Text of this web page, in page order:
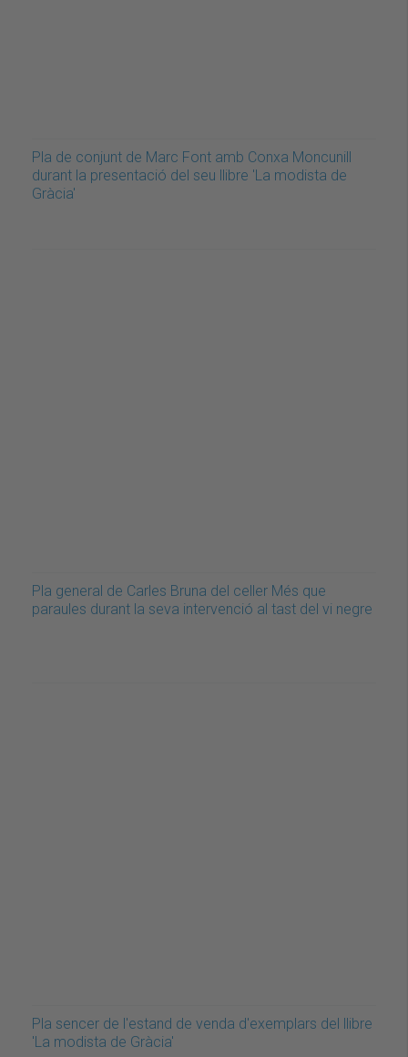
Pla de conjunt de Marc Font amb Conxa Moncunill
durant la presentació del seu llibre 'La modista de
Gràcia'
Pla general de Carles Bruna del celler Més que
paraules durant la seva intervenció al tast del vi negre
Pla sencer de l'estand de venda d'exemplars del llibre
'La modista de Gràcia'